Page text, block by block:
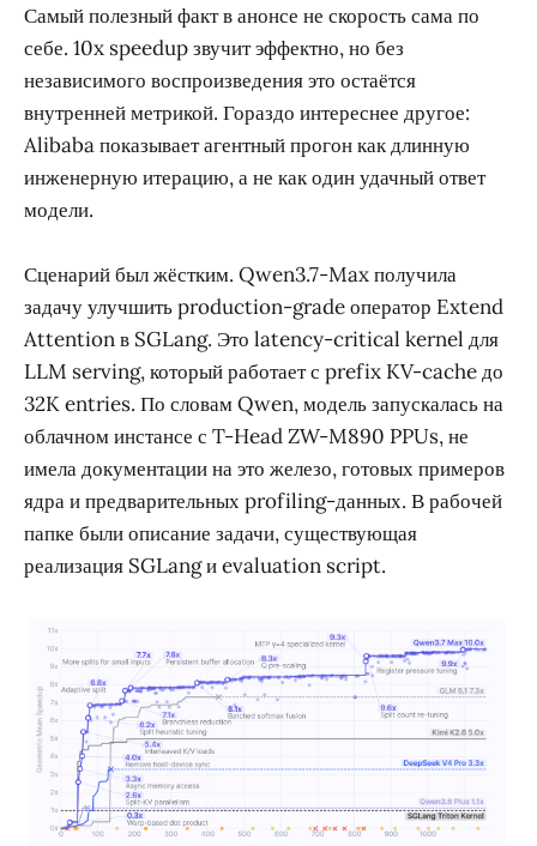
Самый полезный факт в анонсе не скорость сама по
себе. 10x speedup звучит эффектно, но без
независимого воспроизведения это остаётся
внутренней метрикой. Гораздо интереснее другое:
Alibaba показывает агентный прогон как длинную
инженерную итерацию, а не как один удачный ответ
модели.
Сценарий был жёстким. Qwen3.7-Max получила
задачу улучшить production-grade оператор Extend
Attention в SGLang. Это latency-critical kernel для
LLM serving, который работает с prefix KV-cache до
32K entries. По словам Qwen, модель запускалась на
облачном инстансе с T-Head ZW-M890 PPUs, не
имела документации на это железо, готовых примеров
ядра и предварительных profiling-данных. В рабочей
папке были описание задачи, существующая
реализация SGLang и evaluation script.